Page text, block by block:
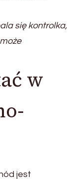
się kontrolka,
w
jest